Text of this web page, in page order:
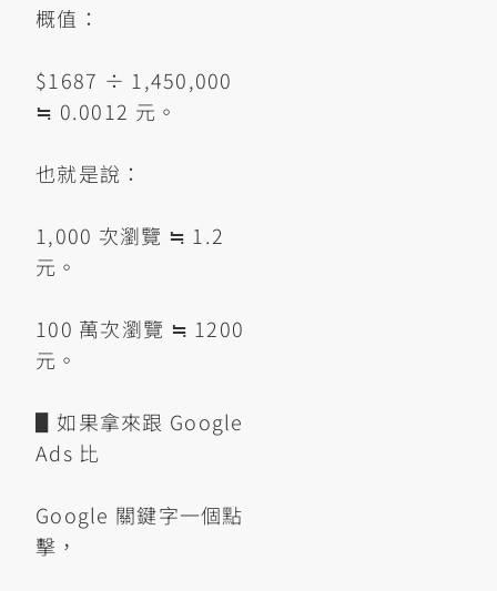
概值：
$1687 ÷ 1,450,000
≒ 0.0012 元。
也就是說：
1,000 次瀏覽 ≒ 1.2
元。
100 萬次瀏覽 ≒ 1200
元。
▋如果拿來跟 Google
Ads 比
Google 關鍵字一個點
擊，